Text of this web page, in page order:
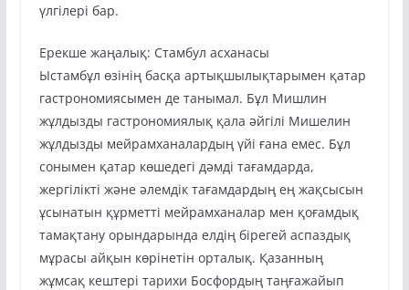
үлгілері бар.
Ерекше жаңалық: Стамбул асханасы
Ыстамбұл өзінің басқа артықшылықтарымен қатар
гастрономиясымен де танымал. Бұл Мишлин
жұлдызды гастрономиялық қала әйгілі Мишелин
жұлдызды мейрамханалардың үйі ғана емес. Бұл
сонымен қатар көшедегі дәмді тағамдарда,
жергілікті және әлемдік тағамдардың ең жақсысын
ұсынатын құрметті мейрамханалар мен қоғамдық
тамақтану орындарында елдің бірегей аспаздық
мұрасы айқын көрінетін орталық. Қазанның
жұмсақ кештері тарихи Босфордың таңғажайып